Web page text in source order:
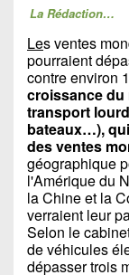
La Rédaction…
Les ventes
pourraient
contre environ
croissance du
transport
bateaux…),
des ventes
géographique
l'Amérique du
la Chine et la
verraient leur
Selon le
de véhicules
dépasser trois